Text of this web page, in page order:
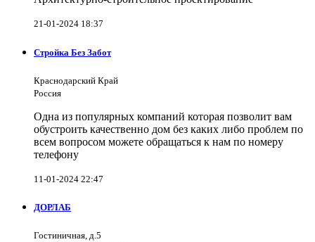
21-01-2024 18:37
Стройка Без Забот
Краснодарский Край
Россия
Одна из популярных компаний которая позволит вам
обустроить качественно дом без каких либо проблем по
всем вопросом можете обращаться к нам по номеру
телефону
11-01-2024 22:47
ДОРЛАБ
Гостиничная, д.5